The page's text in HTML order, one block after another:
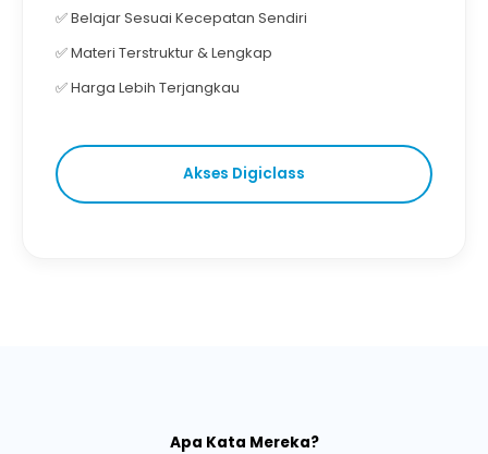
✅ Belajar Sesuai Kecepatan Sendiri
✅ Materi Terstruktur & Lengkap
✅ Harga Lebih Terjangkau
Akses Digiclass
Apa Kata Mereka?